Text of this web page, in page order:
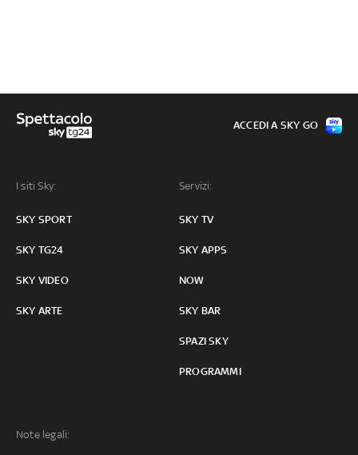
I siti Sky:
SKY SPORT
SKY TG24
SKY VIDEO
SKY ARTE
Servizi:
SKY TV
SKY APPS
NOW
SKY BAR
SPAZI SKY
PROGRAMMI
Note legali:
ACCEDI A SKY GO